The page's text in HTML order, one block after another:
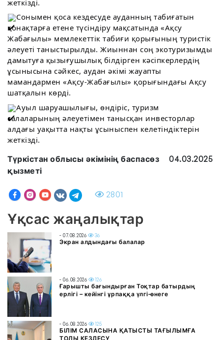
жеткізді.
Сонымен қоса кездесуде ауданның табиғатын
қонақтарға етене түсіндіру мақсатында «Ақсу
Жабағылы» мемлекеттік табиғи қорығының туристік
әлеуеті таныстырылды. Жиыннан соң экотуризымды
дамытуға қызығушылық білдірген кәсіпкерлердің
ұсынысына сәйкес, аудан әкімі жауапты
мамандармен «Ақсу-Жабағылы» қорығындағы Ақсу
шатқалын көрді.
Ауыл шаруашылығы, өндіріс, туризм
салаларының әлеуетімен танысқан инвесторлар
алдағы уақытта нақты ұсыныспен келетіндіктерін
жеткізді.
Түркістан облысы әкімінің баспасөз
қызметі
04.03.2025
2801
Ұқсас жаңалықтар
- 07.08.2026 36
Экран алдындағы балалар
- 06.08.2026 126
Ғарышты бағындырған Тоқтар батырдың
ерлігі – кейінгі ұрпаққа үлгі-өнеге
- 06.08.2026 125
БІЛІМ САЛАСЫНА ҚАТЫСТЫ ТАҒЫЛЫМҒА
ТОЛЫ КЕЗДЕСУ